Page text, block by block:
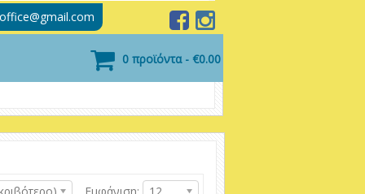
0 προϊόντα - €0.00